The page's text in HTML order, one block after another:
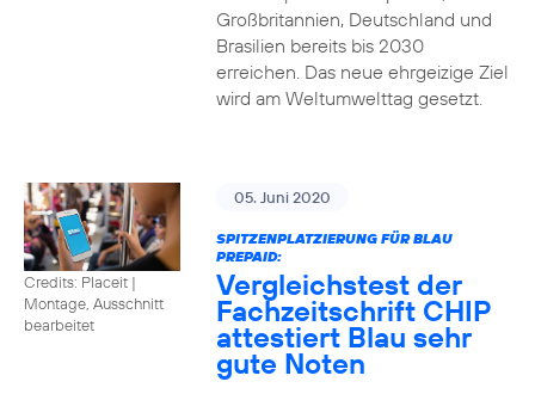
Großbritannien, Deutschland und
Brasilien bereits bis 2030
erreichen. Das neue ehrgeizige Ziel
wird am Weltumwelttag gesetzt.
Credits: Placeit |
Montage, Ausschnitt
bearbeitet
05. Juni 2020
SPITZENPLATZIERUNG FÜR BLAU
PREPAID:
Vergleichstest der
Fachzeitschrift CHIP
attestiert Blau sehr
gute Noten